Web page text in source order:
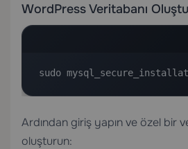
WordPress Veritabanı
sudo
Ardından giriş yapın ve özel bir
oluşturun: